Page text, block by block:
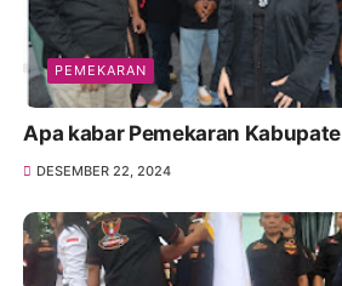
PEMEKARAN
Apa kabar Pemekaran
DESEMBER 22, 2024